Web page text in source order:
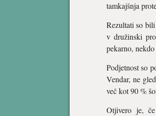
tamkajšnja
Rezultati so
v družinski
pekarno,
Podjetnost so
Vendar, ne
več kot 90 %
Otjivero je,